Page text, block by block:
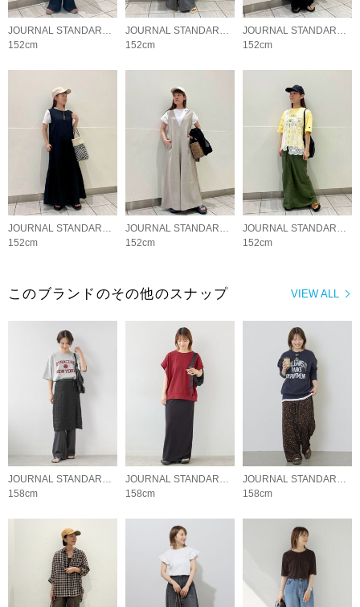
JOURNAL STANDARD relume LADYS
152cm
JOURNAL STANDARD relume LADYS
152cm
JOURNAL STANDARD relume LADYS
152cm
JOURNAL STANDARD relume LADYS
152cm
JOURNAL STANDARD relume LADYS
152cm
JOURNAL STANDARD relume LADYS
152cm
VIEW ALL
このブランドのその他のスナップ
JOURNAL STANDARD relume LADYS
158cm
JOURNAL STANDARD relume LADYS
158cm
JOURNAL STANDARD relume LADYS
158cm